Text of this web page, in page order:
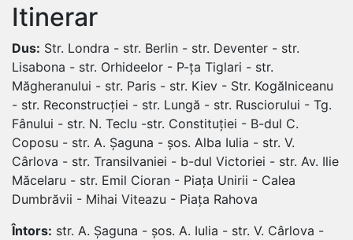
Itinerar
Dus: Str. Londra - str. Berlin - str. Deventer - str.
Lisabona - str. Orhideelor - P-ța Tiglari - str.
Măgheranului - str. Paris - str. Kiev - Str. Kogălniceanu
- str. Reconstrucției - str. Lungă - str. Rusciorului - Tg.
Fânului - str. N. Teclu -str. Constituției - B-dul C.
Coposu - str. A. Șaguna - șos. Alba Iulia - str. V.
Cârlova - str. Transilvaniei - b-dul Victoriei - str. Av. Ilie
Măcelaru - str. Emil Cioran - Piața Unirii - Calea
Dumbrăvii - Mihai Viteazu - Piața Rahova
Întors: str. A. Șaguna - șos. A. Iulia - str. V. Cârlova -